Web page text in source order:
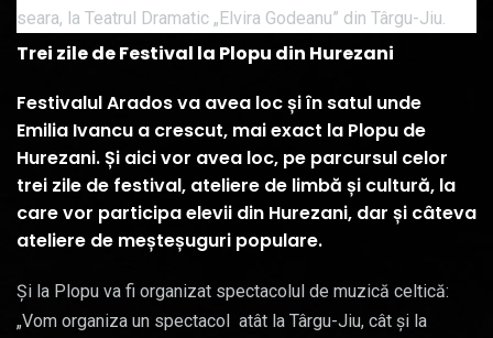
seara, la Teatrul Dramatic „Elvira Godeanu” din Târgu-Jiu.
Trei zile de Festival la Plopu din Hurezani
Festivalul Arados va avea loc și în satul unde
Emilia Ivancu a crescut, mai exact la Plopu de
Hurezani. Și aici vor avea loc, pe parcursul celor
trei zile de festival, ateliere de limbă și cultură, la
care vor participa elevii din Hurezani, dar și câteva
ateliere de meșteșuguri populare.
Și la Plopu va fi organizat spectacolul de muzică celtică:
„Vom organiza un spectacol atât la Târgu-Jiu, cât și la